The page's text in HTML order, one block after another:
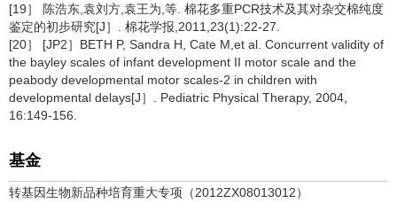
[19］ 陈浩东,袁刘方,袁王为,等. 棉花多重PCR技术及其对杂交棉纯度
鉴定的初步研究[J］. 棉花学报,2011,23(1):22-27.
[20］ [JP2］BETH P, Sandra H, Cate M,et al. Concurrent validity of
the bayley scales of infant development II motor scale and the
peabody developmental motor scales-2 in children with
developmental delays[J］. Pediatric Physical Therapy, 2004,
16:149-156.
基金
转基因生物新品种培育重大专项（2012ZX08013012）